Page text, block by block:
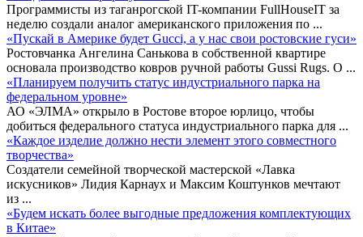
Программисты из таганрогской IT-компании FullHouseIT за
неделю создали аналог американского приложения по ...
«Пускай в Америке будет Gucci, а у нас свои ростовские гуси»
Ростовчанка Ангелина Санькова в собственной квартире
основала производство ковров ручной работы Gussi Rugs. О ...
«Планируем получить статус индустриального парка на
федеральном уровне»
АО «ЭЛМА» открыло в Ростове второе юрлицо, чтобы
добиться федерального статуса индустриального парка для ...
«Каждое изделие должно нести элемент этого совместного
творчества»
Создатели семейной творческой мастерской «Лавка
искусников» Лидия Карнаух и Максим Коштунков мечтают
из ...
«Будем искать более выгодные предложения комплектующих
в Китае»